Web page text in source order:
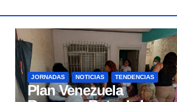
JORNADAS NOTICIAS TENDENCIAS
Plan Venezuela